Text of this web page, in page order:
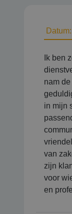
Ik ben
nam
in mijn
van
zijn
voor
en